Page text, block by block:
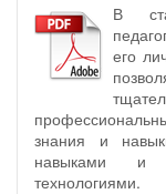
В
его
знания и
навыками и
технологиями.